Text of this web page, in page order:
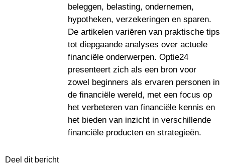
beleggen, belasting, ondernemen,
hypotheken, verzekeringen en sparen.
De artikelen variëren van praktische tips
tot diepgaande analyses over actuele
financiële onderwerpen. Optie24
presenteert zich als een bron voor
zowel beginners als ervaren personen in
de financiële wereld, met een focus op
het verbeteren van financiële kennis en
het bieden van inzicht in verschillende
financiële producten en strategieën.
Deel dit bericht